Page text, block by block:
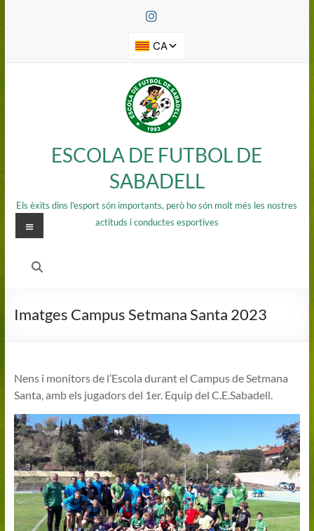
ESCOLA DE FUTBOL DE
SABADELL
Els èxits dins l'esport són importants, però ho són molt més les nostres
actituds i conductes esportives
Menú
Imatges Campus Setmana Santa 2023
Nens i monitors de l’Escola durant el Campus de Setmana
Santa, amb els jugadors del 1er. Equip del C.E.Sabadell.